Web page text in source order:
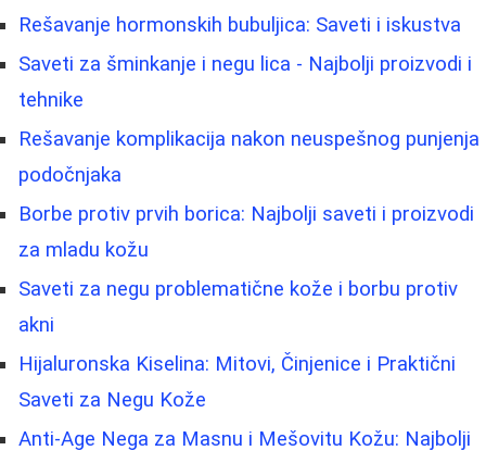
Rešavanje hormonskih bubuljica: Saveti i iskustva
Saveti za šminkanje i negu lica - Najbolji proizvodi i
tehnike
Rešavanje komplikacija nakon neuspešnog punjenja
podočnjaka
Borbe protiv prvih borica: Najbolji saveti i proizvodi
za mladu kožu
Saveti za negu problematične kože i borbu protiv
akni
Hijaluronska Kiselina: Mitovi, Činjenice i Praktični
Saveti za Negu Kože
Anti-Age Nega za Masnu i Mešovitu Kožu: Najbolji